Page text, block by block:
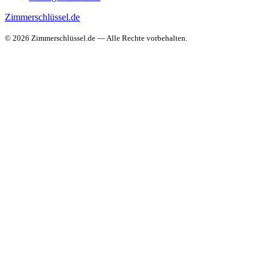
Zimmerschlüssel.de
© 2026 Zimmerschlüssel.de — Alle Rechte vorbehalten.